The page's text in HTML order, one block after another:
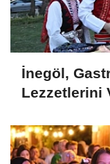
İnegöl,
Lezzetlerini